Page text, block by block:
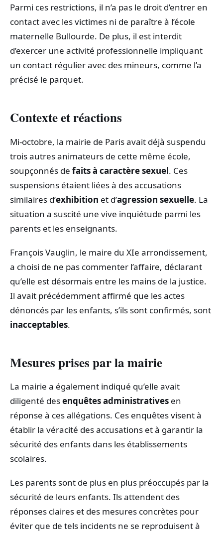
Parmi ces restrictions, il n’a pas le droit d’entrer en
contact avec les victimes ni de paraître à l’école
maternelle Bullourde. De plus, il est interdit
d’exercer une activité professionnelle impliquant
un contact régulier avec des mineurs, comme l’a
précisé le parquet.
Contexte et réactions
Mi-octobre, la mairie de Paris avait déjà suspendu
trois autres animateurs de cette même école,
soupçonnés de faits à caractère sexuel. Ces
suspensions étaient liées à des accusations
similaires d’exhibition et d’agression sexuelle. La
situation a suscité une vive inquiétude parmi les
parents et les enseignants.
François Vauglin, le maire du XIe arrondissement,
a choisi de ne pas commenter l’affaire, déclarant
qu’elle est désormais entre les mains de la justice.
Il avait précédemment affirmé que les actes
dénoncés par les enfants, s’ils sont confirmés, sont
inacceptables.
Mesures prises par la mairie
La mairie a également indiqué qu’elle avait
diligenté desenquêtes administratives en
réponse à ces allégations. Ces enquêtes visent à
établir la véracité des accusations et à garantir la
sécurité des enfants dans les établissements
scolaires.
Les parents sont de plus en plus préoccupés par la
sécurité de leurs enfants. Ils attendent des
réponses claires et des mesures concrètes pour
éviter que de tels incidents ne se reproduisent à